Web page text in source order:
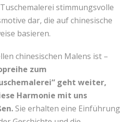
stimmungsvolle
dar, die auf chinesische
basieren.
chinesischen Malens ist –
zum
geht weiter,
Harmonie mit uns
Sie erhalten eine Einführung